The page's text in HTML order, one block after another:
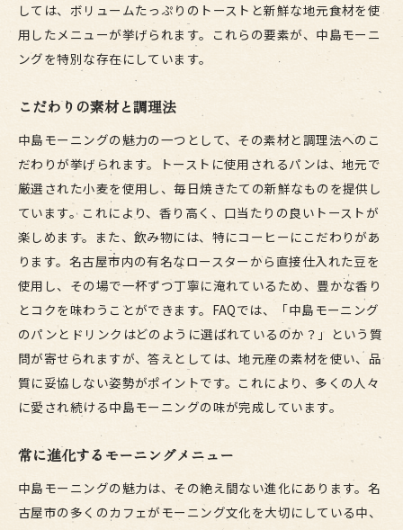
しては、ボリュームたっぷりのトーストと新鮮な地元食材を使
用したメニューが挙げられます。これらの要素が、中島モーニ
ングを特別な存在にしています。
こだわりの素材と調理法
中島モーニングの魅力の一つとして、その素材と調理法へのこ
だわりが挙げられます。トーストに使用されるパンは、地元で
厳選された小麦を使用し、毎日焼きたての新鮮なものを提供し
ています。これにより、香り高く、口当たりの良いトーストが
楽しめます。また、飲み物には、特にコーヒーにこだわりがあ
ります。名古屋市内の有名なロースターから直接仕入れた豆を
使用し、その場で一杯ずつ丁寧に淹れているため、豊かな香り
とコクを味わうことができます。FAQでは、「中島モーニング
のパンとドリンクはどのように選ばれているのか？」という質
問が寄せられますが、答えとしては、地元産の素材を使い、品
質に妥協しない姿勢がポイントです。これにより、多くの人々
に愛され続ける中島モーニングの味が完成しています。
常に進化するモーニングメニュー
中島モーニングの魅力は、その絶え間ない進化にあります。名
古屋市の多くのカフェがモーニング文化を大切にしている中、